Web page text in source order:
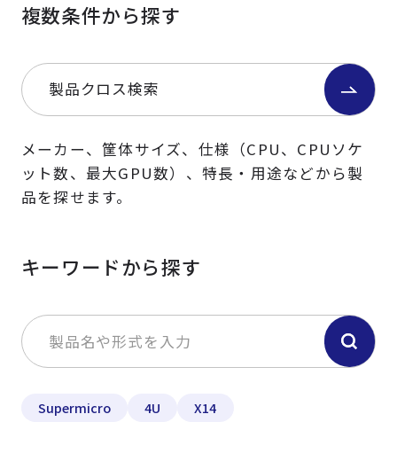
複数条件から探す
製品クロス検索
メーカー、筐体サイズ、仕様（CPU、CPUソケ
ット数、最大GPU数）、特長・用途などから製
品を探せます。
キーワードから探す
Supermicro 4U X14